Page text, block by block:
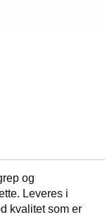
og
Leveres i
kvalitet som er